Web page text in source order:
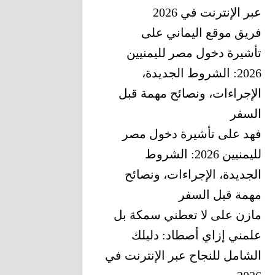
عبر الإنترنت في 2026
فريق موقع اليماني على
تأشيرة دخول مصر لليمنيين
2026: الشروط الجديدة،
الإجراءات، ونصائح مهمة قبل
السفر
فهد على تأشيرة دخول مصر
لليمنيين 2026: الشروط
الجديدة، الإجراءات، ونصائح
مهمة قبل السفر
مازن على لا تعطني سمكة بل
علمني إزاي أصطاد: دليلك
الشامل للنجاح عبر الإنترنت في